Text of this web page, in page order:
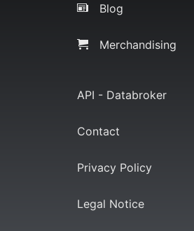
Blog
Merchandising
API - Databroker
Contact
Privacy Policy
Legal Notice